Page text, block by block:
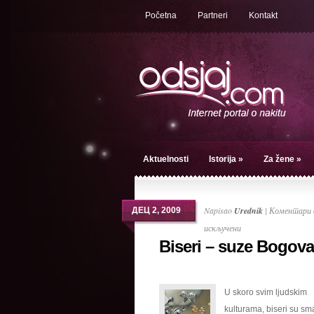
Početna Partneri Kontakt
Aktuelnosti Istorija » Za žene »
ДЕЦ 2, 2009 Napisao Urednik | Коментари
искљученина
Biseri
Bogova
Biseri – suze Bogova
U skoro svim ljudskim
kulturama, biseri su